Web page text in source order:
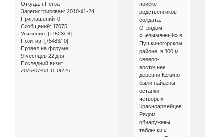
Откуда: г.Пенза
Зарегистрирован: 2010-01-24
Приглашений: 0
Сообщений: 17075
Уважение: [+1523/-6]
Позитив: [+5483/-0]
Провел на форуме:
9 месяцев 22 дня
Последний визит:
2026-07-08 15:06:26
поиске
родственников
солдата.
Отрядом
«Безымянный» в
Пушкиногорском
районе, в 800 м
северо-
восточнее
деревни Кожино
были найдены
останки
четверых
Красноармейцев.
Рядом
обнаружены
таблички с